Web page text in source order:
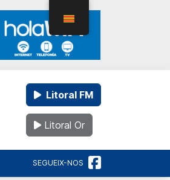
Litoral FM
Litoral Or
SEGUEIX-NOS